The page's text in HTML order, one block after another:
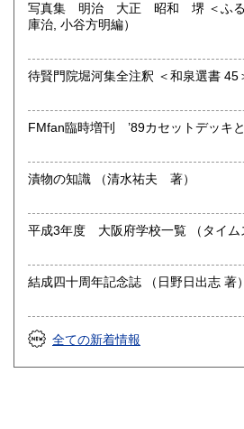
(出張エリア)
日本全国、出張買取可能です。ただ
よっては、郵送でのご対応となる場
からずご了承ください。
☎0721-21-6422
歴史、社会科学、自然科学、趣味、古
写真集 明治 大正 昭和 堺 ＜ふるさと
庫治, 小谷方明編）
FMfan臨時増刊 ’89カセットデッキ
漬物の知識 （清水祐夫 著）
平成3年度 大阪府
結成四十周年記念誌 （日野日出志 著）
全ての新着情報